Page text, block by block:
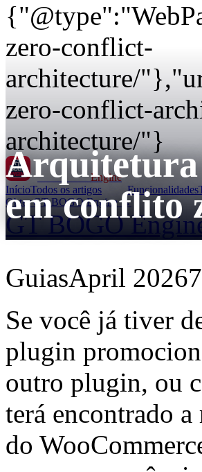
zero-conflict-
architecture/
zero-conflict-
architecture/"}
GT BOGOEngine
InícioTodos os artigos Funcionalidades
Obter GT BOGO Engine →
GT BOGO
Arquitetura
em conflito
GuiasApril 2026
Se você já tiver
plugin
outro plugin, ou
terá encontrado
do